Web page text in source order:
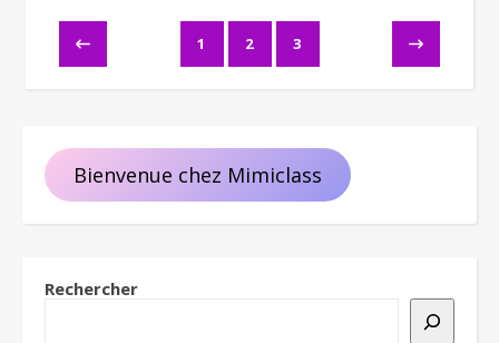
1 2 3
Bienvenue chez Mimiclass
Rechercher